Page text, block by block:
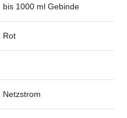
bis 1000 ml Gebinde
Rot
Netzstrom